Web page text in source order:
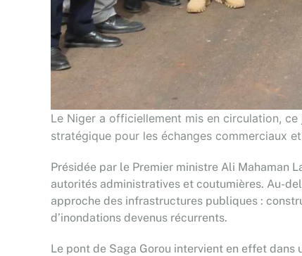
Le Niger a officiellement mis en circulation,
stratégique pour les échanges commerciaux
Présidée par le Premier ministre Ali Mahaman
autorités administratives et coutumières. Au-
approche des infrastructures publiques :
d’inondations devenus récurrents.
Le pont de Saga Gorou intervient en effet